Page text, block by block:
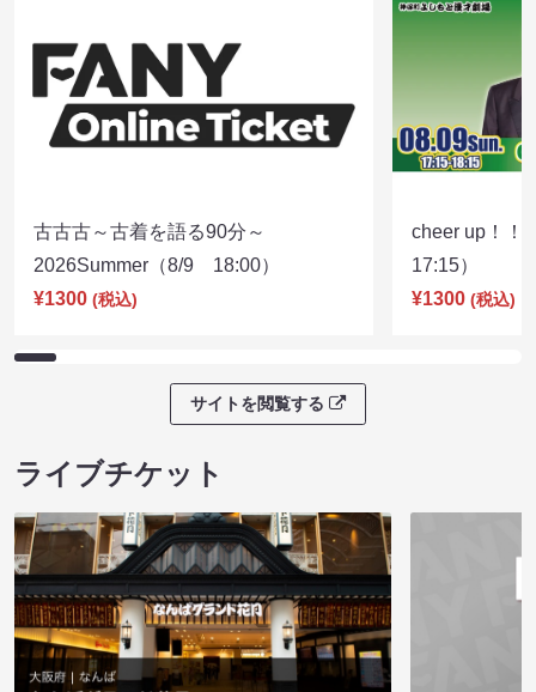
古古古～古着を語る90分～
2026Summer（8/9 18:00）
¥1300 (税込)
cheer up！
17:15）
¥1300 (税込)
サイトを閲覧する
ライブチケット